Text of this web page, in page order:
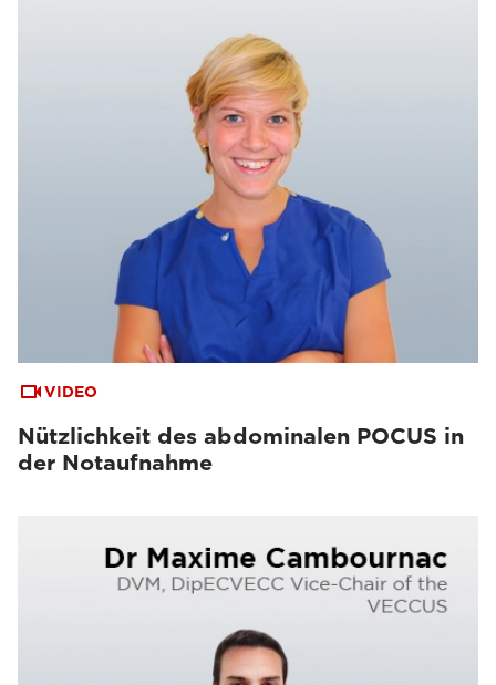
VIDEO
Nützlichkeit des abdominalen POCUS in
der Notaufnahme